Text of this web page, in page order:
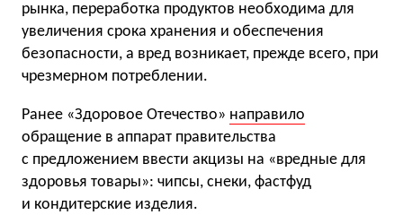
рынка, переработка продуктов необходима для
увеличения срока хранения и обеспечения
безопасности, а вред возникает, прежде всего, при
чрезмерном потреблении.
Ранее «Здоровое Отечество» направило
обращение в аппарат правительства
с предложением ввести акцизы на «вредные для
здоровья товары»: чипсы, снеки, фастфуд
и кондитерские изделия.